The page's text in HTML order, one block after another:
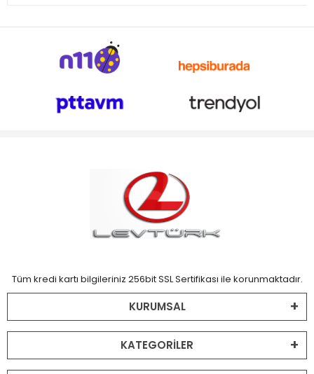
Tüm kredi kartı bilgileriniz 256bit SSL Sertifikası ile korunmaktadır.
KURUMSAL
KATEGORİLER